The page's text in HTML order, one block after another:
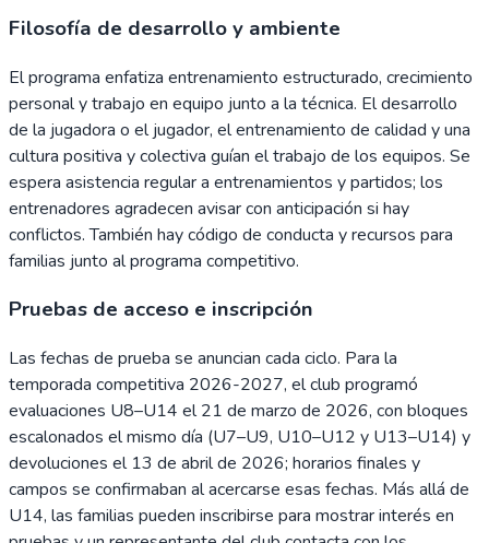
Filosofía de desarrollo y ambiente
El programa enfatiza entrenamiento estructurado, crecimiento
personal y trabajo en equipo junto a la técnica. El desarrollo
de la jugadora o el jugador, el entrenamiento de calidad y una
cultura positiva y colectiva guían el trabajo de los equipos. Se
espera asistencia regular a entrenamientos y partidos; los
entrenadores agradecen avisar con anticipación si hay
conflictos. También hay código de conducta y recursos para
familias junto al programa competitivo.
Pruebas de acceso e inscripción
Las fechas de prueba se anuncian cada ciclo. Para la
temporada competitiva 2026-2027, el club programó
evaluaciones U8–U14 el 21 de marzo de 2026, con bloques
escalonados el mismo día (U7–U9, U10–U12 y U13–U14) y
devoluciones el 13 de abril de 2026; horarios finales y
campos se confirmaban al acercarse esas fechas. Más allá de
U14, las familias pueden inscribirse para mostrar interés en